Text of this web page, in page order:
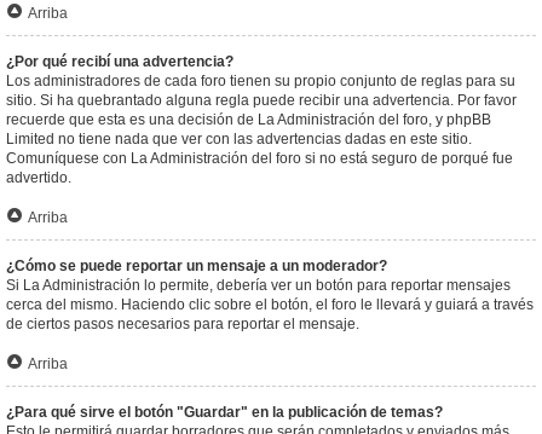
Arriba
¿Por qué recibí una advertencia?
Los administradores de cada foro tienen su propio conjunto de reglas para su
sitio. Si ha quebrantado alguna regla puede recibir una advertencia. Por favor
recuerde que esta es una decisión de La Administración del foro, y phpBB
Limited no tiene nada que ver con las advertencias dadas en este sitio.
Comuníquese con La Administración del foro si no está seguro de porqué fue
advertido.
Arriba
¿Cómo se puede reportar un mensaje a un moderador?
Si La Administración lo permite, debería ver un botón para reportar mensajes
cerca del mismo. Haciendo clic sobre el botón, el foro le llevará y guiará a través
de ciertos pasos necesarios para reportar el mensaje.
Arriba
¿Para qué sirve el botón "Guardar" en la publicación de temas?